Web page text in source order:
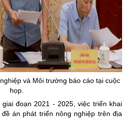
và Môi trường báo cáo tại cuộc
họp.
đoạn 2021 - 2025, việc triển khai
án phát triển nông nghiệp trên địa